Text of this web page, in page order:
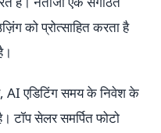
को प्रोत्साहित करता है
AI एडिटिंग समय के निवेश के
टॉप सेलर समर्पित फोटो